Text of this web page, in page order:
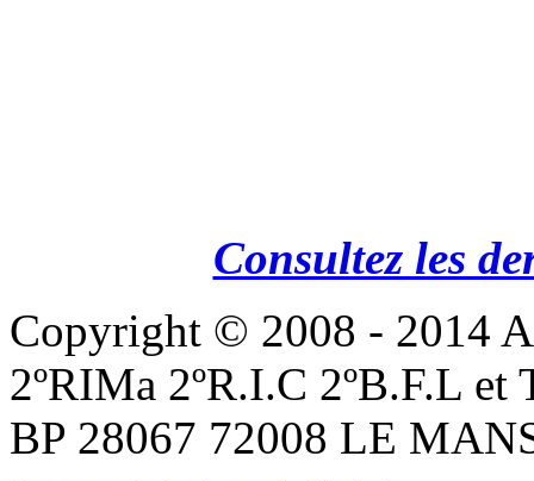
Consultez les
Copyright © 2008 - 2014
2ºRIMa 2ºR.I.C 2ºB.F.L
BP 28067 72008 LE